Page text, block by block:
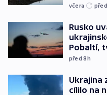
včera
Rusko
Pobaltí,
před 8h
Ukrajina
cílilo na